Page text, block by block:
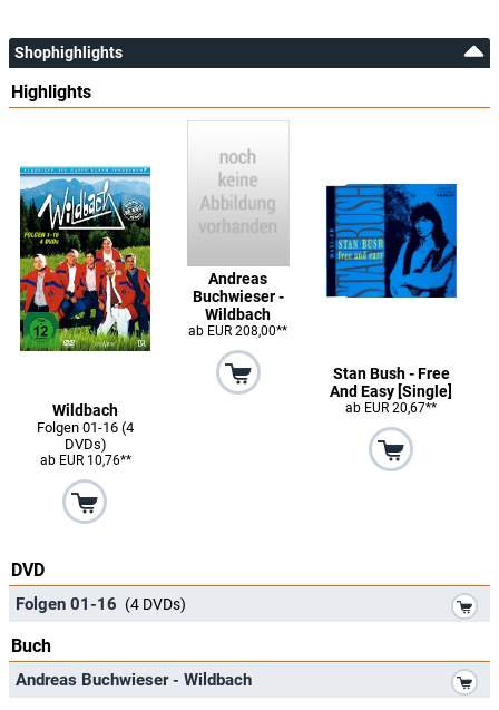
Shophighlights
Highlights
Wildbach
Folgen 01-16 (4
DVDs)
ab EUR 10,76**
Andreas
Buchwieser -
Wildbach
ab EUR 208,00**
Stan Bush - Free
And Easy [Single]
ab EUR 20,67**
DVD
Folgen 01-16 (4 DVDs)
Buch
Andreas Buchwieser - Wildbach